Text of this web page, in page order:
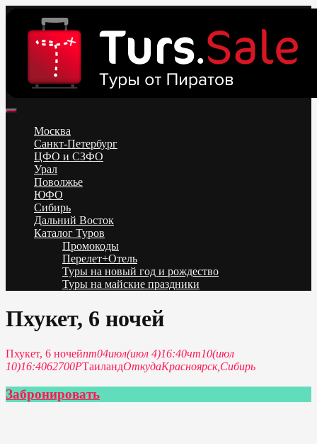
content
Низкие цены на путевки 3-7-10 ночей все включено, отдых на
море. Распродажа экскурсионных и горнолыжных туров.
Обновление каждый день. Официальный сайт Тур Сейл
Москва
Санкт-Петербург
ЦФО и СЗФО
Урал
Поволжье
ЮФО
Сибирь
Дальний Восток
Каталог Туров
Промокоды
Перелет+Отель
Туры на новый год и рождество
Туры на майские праздники
Пхукет, 6 ночей
Пхукет, 6 ночейпт04июл(июл 4)16:40чт10(июл
10)16:4062700PТаиландОткудаКрасноярск, Сибирь
Забронировать